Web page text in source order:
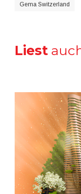
Gema Switzerland
Liest